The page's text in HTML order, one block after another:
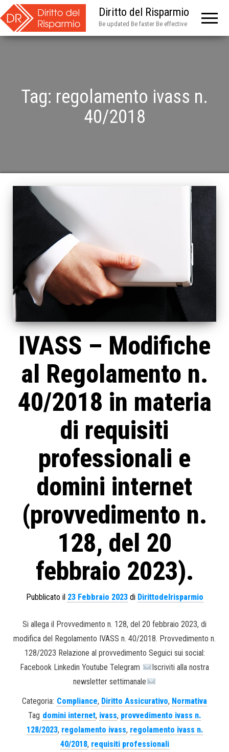
Diritto del Risparmio
Be updated Be faster Be effective
Tag: regolamento ivass n.
40/2018
IVASS – Modifiche
al Regolamento n.
40/2018 in materia
di requisiti
professionali e
domini internet
(provvedimento n.
128, del 20
febbraio 2023).
Pubblicato il 23 Febbraio 2023di Dirittodelrisparmio
Si allega il Provvedimento n. 128, del 20 febbraio 2023, di
modifica del Regolamento IVASS n. 40/2018. Provvedimento n.
128/2023 Relazione al provvedimento Seguici sui social:
Facebook Linkedin Youtube Telegram
Iscriviti alla nostra
newsletter settimanale
Categoria: Compliance, Diritto Assicurativo, Normativa
Tag domini internet, ivass, provvedimento ivass n.
128/2023, regolamento ivass, regolamento ivass n.
40/2018, requisiti professionali